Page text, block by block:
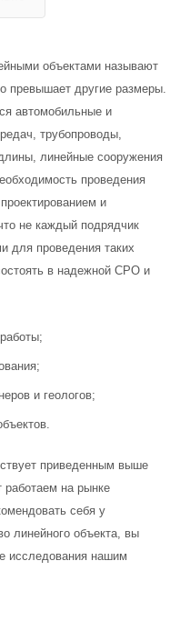
объектами называют
превышает другие размеры.
автомобильные и
трубопроводы,
линейные сооружения
проведения
и
не каждый подрядчик
для проведения таких
в надежной СРО и
и геологов;
приведенным выше
на рынке
себя у
линейного объекта, вы
исследования нашим